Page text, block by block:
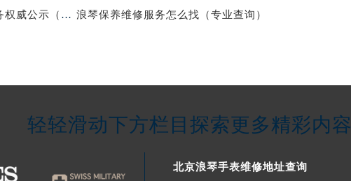
北京浪琴保养维修中心专业手表保养与维修服务权威公示（2026年7月最新） 浪琴保养维修服务怎么找（专业查询）
轻轻滑动下方栏目探索更多精彩内容
北京浪琴手表维修地址查询